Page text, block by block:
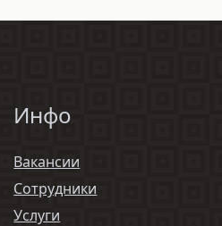
Инфо
Вакансии
Сотрудники
Услуги